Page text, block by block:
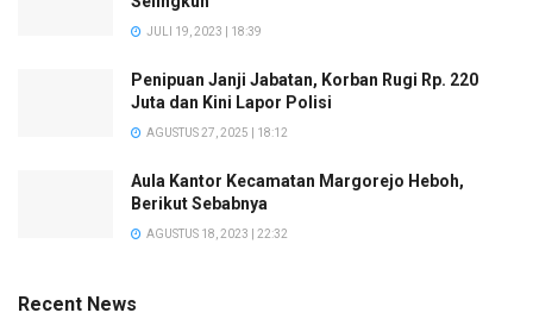
JULI 19, 2023 | 18:39
Penipuan Janji Jabatan, Korban Rugi Rp. 220
Juta dan Kini Lapor Polisi
AGUSTUS 27, 2025 | 18:12
Aula Kantor Kecamatan Margorejo Heboh,
Berikut Sebabnya
AGUSTUS 18, 2023 | 22:32
Recent News